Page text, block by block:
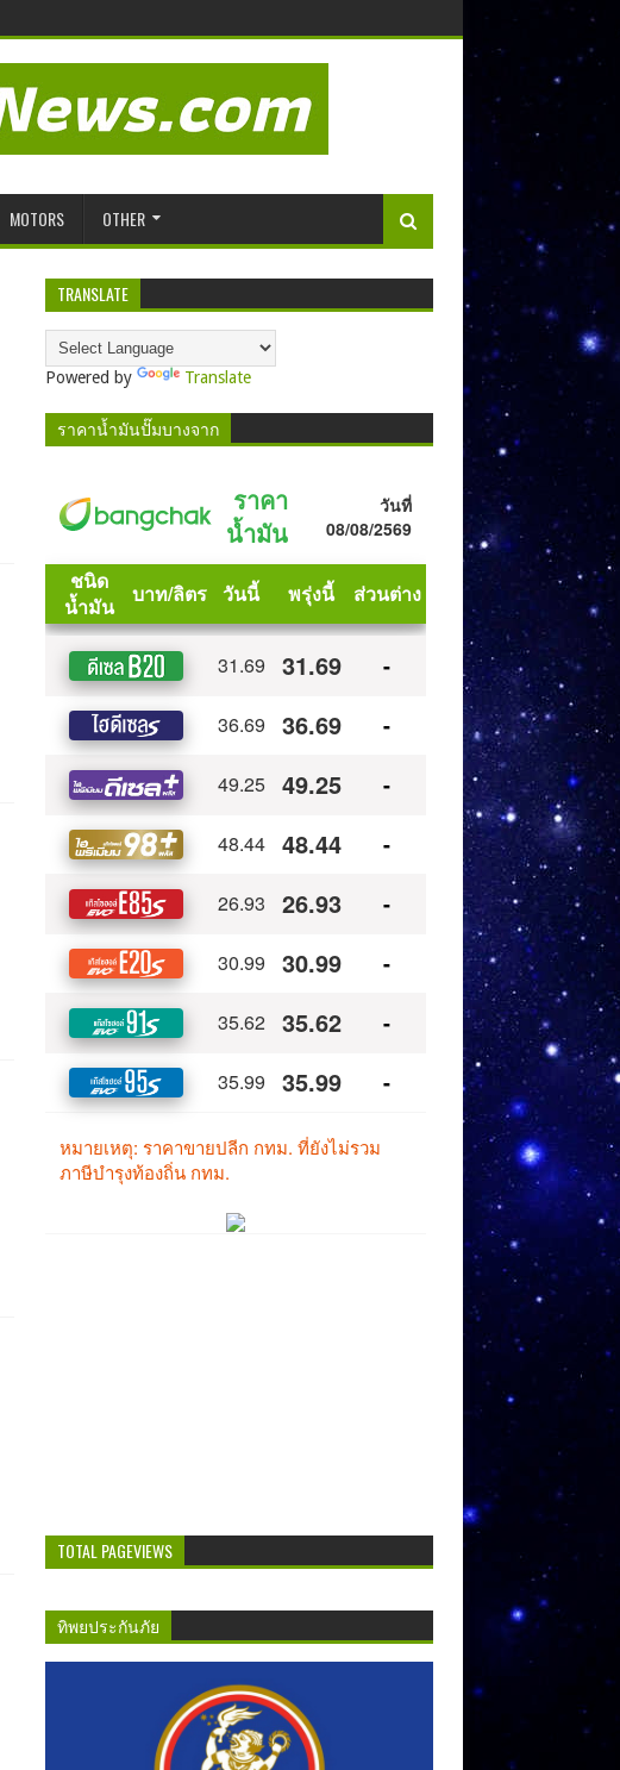
MOTORS OTHER
TRANSLATE
Powered by Translate
ราคาน้ำมันปั๊มบางจาก
TOTAL PAGEVIEWS
ทิพยประกันภัย